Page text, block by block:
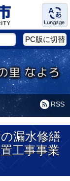
Language
PC版に切替
RSS
漏水修繕
工事事業